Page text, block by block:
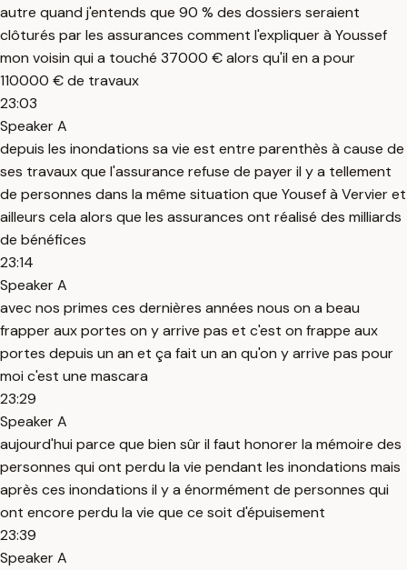
autre quand j'entends que 90 % des dossiers seraient
clôturés par les assurances comment l'expliquer à Youssef
mon voisin qui a touché 37000 € alors qu'il en a pour
110000 € de travaux
23:03
Speaker A
depuis les inondations sa vie est entre parenthès à cause de
ses travaux que l'assurance refuse de payer il y a tellement
de personnes dans la même situation que Yousef à Vervier et
ailleurs cela alors que les assurances ont réalisé des milliards
de bénéfices
23:14
Speaker A
avec nos primes ces dernières années nous on a beau
frapper aux portes on y arrive pas et c'est on frappe aux
portes depuis un an et ça fait un an qu'on y arrive pas pour
moi c'est une mascara
23:29
Speaker A
aujourd'hui parce que bien sûr il faut honorer la mémoire des
personnes qui ont perdu la vie pendant les inondations mais
après ces inondations il y a énormément de personnes qui
ont encore perdu la vie que ce soit d'épuisement
23:39
Speaker A